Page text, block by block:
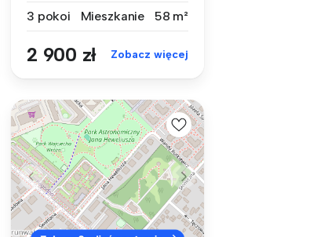
3 pokoi
Mieszkanie 58 m²
2 900 zł Zobacz więcej